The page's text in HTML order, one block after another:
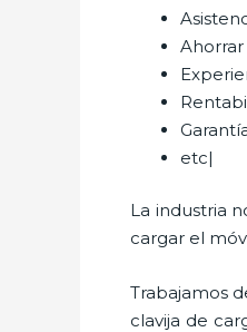
etc|
La industria
cargar el
Trabajamos
clavija de